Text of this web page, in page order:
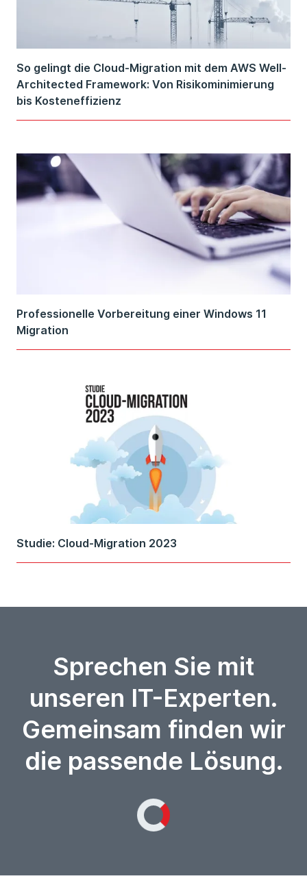
So gelingt die Cloud-Migration mit dem AWS Well-
Architected Framework: Von Risikominimierung
bis Kosteneffizienz
Professionelle Vorbereitung einer Windows 11
Migration
Studie: Cloud-Migration 2023
Sprechen Sie mit
unseren IT-Experten.
Gemeinsam finden wir
die passende Lösung.